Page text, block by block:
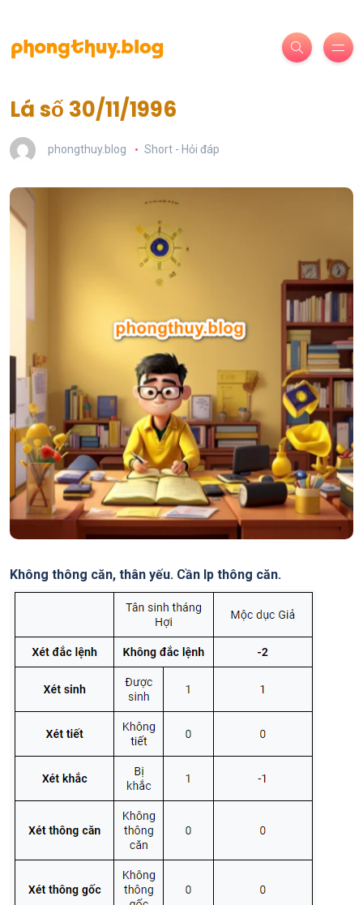
Lá số 30/11/1996
phongthuy.blog Short - Hỏi đáp
Không thông căn, thân yếu. Cần lp thông căn.